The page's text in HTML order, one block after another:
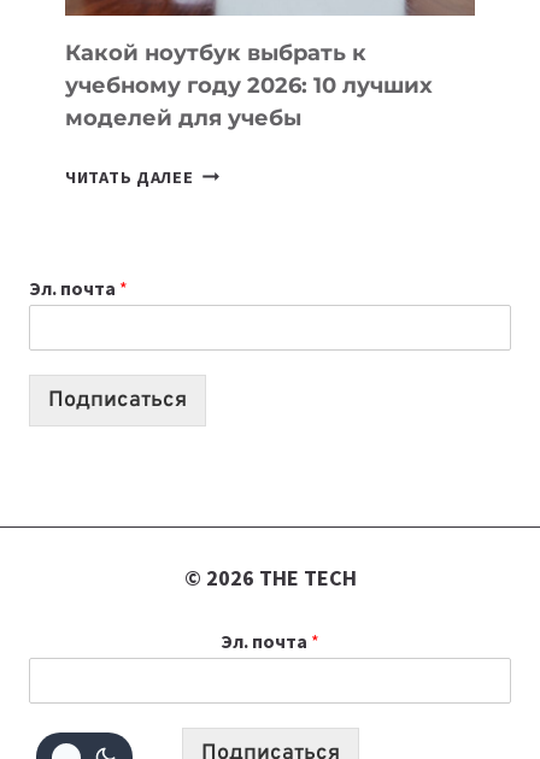
КОДА
Какой ноутбук выбрать к
учебному году 2026: 10 лучших
моделей для учебы
ЧИТАТЬ ДАЛЕЕ КАКОЙ
2026:
10
Эл. почта *
Подписаться
© 2026 THE TECH
Эл. почта *